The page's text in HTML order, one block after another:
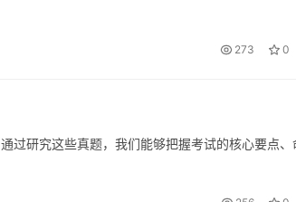
273 0
过研究这些真题，我们能够把握考试的核心要点、